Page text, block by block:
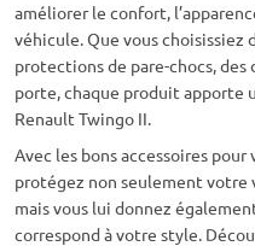
améliorer le confort,
véhicule. Que vous choisissiez
protections de pare-chocs,
porte, chaque produit apporte
Renault Twingo II.
Avec les bons accessoires
protégez non seulement votre
mais vous lui donnez
correspond à votre style.